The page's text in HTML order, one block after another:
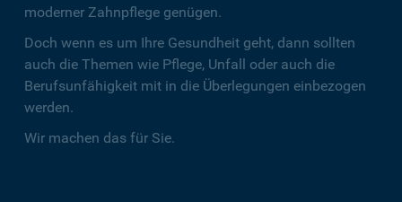
moderner Zahnpflege genügen.
Doch wenn es um Ihre Gesundheit geht, dann sollten
auch die Themen wie Pflege, Unfall oder auch die
Berufsunfähigkeit mit in die Überlegungen einbezogen
werden.
Wir machen das für Sie.